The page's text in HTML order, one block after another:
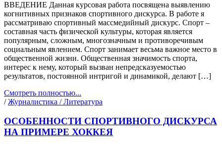
ВВЕДЕНИЕ Данная курсовая работа посвящена выявлению
когнитивных признаков спортивного дискурса. В работе я
рассматриваю спортивный массмедийный дискурс. Спорт –
составная часть физической культуры, которая является
популярным, сложным, многозначным и противоречивым
социальным явлением. Спорт занимает весьма важное место в
общественной жизни. Общественная значимость спорта,
интерес к нему, который вызван непредсказуемостью
результатов, постоянной интригой и динамикой, делают […]
Смотреть полностью...
/Журналистика / Литература
ОСОБЕННОСТИ СПОРТИВНОГО ДИСКУРСА
НА ПРИМЕРЕ ХОККЕЯ